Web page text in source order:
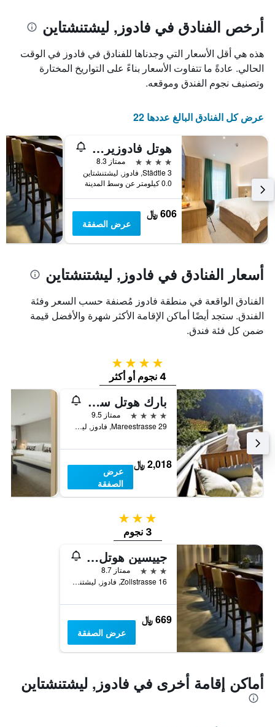
المخطط
1
Y
الذي
يعرض
متوسط
غرفة
في
عطلة
نهاية
الأسبوع
خلال
آخر
3
أيام
محور
الذي
يعرض
عدد
الأيام
الإقامة
يتضمن
المخطط
التالي
Y
الذي
يعرض
متوسط
سعر
غرفة
أرخص الفنادق في فادوز, ليشتنشتاين
هذه هي أقل الأسعار التي وجدناها للفنادق في فادوز في الوقت
الحالي. عادةً ما تتفاوت الأسعار بناءً على التواريخ المختارة
وتصنيف نجوم الفندق وموقعه.
عرض كل الفنادق البالغ عددها 22
هوتل فادوزيرهوف باي بي سمارت
4 نجوم
ممتاز 8.3
3 Städtle, فادوز, ليشتنشتاين
0.0 كيلومتر عن وسط المدينة
606 ﷼
عرض الصفقة
أسعار الفنادق في فادوز, ليشتنشتاين
الفنادق الواقعة في منطقة فادوز مُصنفة حسب السعر وفئة
الفندق. ستجد أيضًا أماكن الإقامة الأكثر شهرة والأفضل قيمة
ضمن كل فئة فندق.
4 نجوم
4 نجوم أو أكثر
بارك هوتل سونينهوف
4 نجوم
ممتاز 9.5
Mareestrasse 29, فادوز, ليشتنشتاين
2,018 ﷼
عرض
الصفقة
3 نجوم
3 نجوم
جييسين هوتل آند كوفي هاوس
3 نجوم
ممتاز 8.7
Zollstrasse 16, فادوز, ليشتنشتاين
669 ﷼
عرض الصفقة
أماكن إقامة أخرى في فادوز, ليشتنشتاين